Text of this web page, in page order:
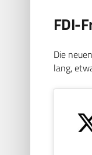
FDI-
Die
lang,